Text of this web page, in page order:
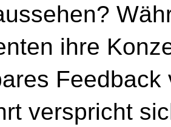
ihre
Feedback
verspricht